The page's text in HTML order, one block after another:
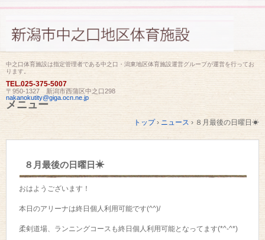
中之口体育施設は指定管理者である中之口・潟東地区体育施設運営グループが運営を行ってお
ります。
TEL.025-375-5007
〒950-1327 新潟市西蒲区中之口298
nakanokutity@giga.ocn.ne.jp
メニュー
トップ › ニュース › ８月最後の日曜日☀
８月最後の日曜日☀
おはようございます！
本日のアリーナは終日個人利用可能です(^^)/
柔剣道場、ランニングコースも終日個人利用可能となってます(*^-^*)